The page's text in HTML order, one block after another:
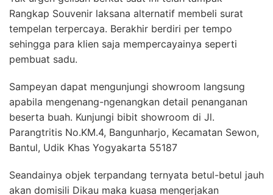
Rangkap Souvenir laksana alternatif membeli surat
tempelan terpercaya. Berakhir berdiri per tempo
sehingga para klien saja mempercayainya seperti
pembuat sadu.
Sampeyan dapat mengunjungi showroom langsung
apabila mengenang-ngenangkan detail penanganan
beserta buah. Kunjungi bibit showroom di Jl.
Parangtritis No.KM.4, Bangunharjo, Kecamatan Sewon,
Bantul, Udik Khas Yogyakarta 55187
Seandainya objek terpandang ternyata betul-betul jauh
akan domisili Dikau maka kuasa mengerjakan